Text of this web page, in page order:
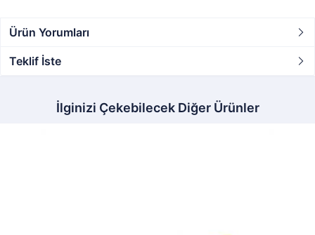
Ürün Yorumları
Teklif İste
İlginizi Çekebilecek Diğer Ürünler